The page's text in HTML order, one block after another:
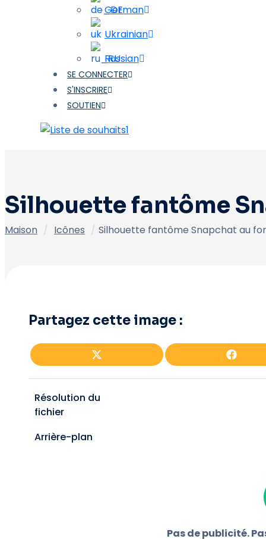
German
Ukrainian
Russian
SE CONNECTER
S'INSCRIRE
SOUTIEN
1
Silhouette fantôme
Maison / Icônes / Silhouette fantôme Snapchat au
Partagez cette image :
X
(Twitter)
Résolution du
fichier
Arrière-plan
Pas de publicité.